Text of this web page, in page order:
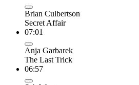
Brian Culbertson
Secret Affair
07:01
Anja Garbarek
The Last Trick
06:57